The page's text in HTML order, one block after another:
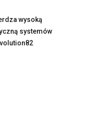
wysoką
systemów